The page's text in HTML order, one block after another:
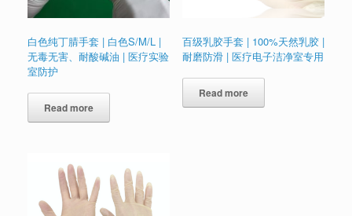
白色纯丁腈手套 | 白色S/M/L |
无毒无害、耐酸碱油 | 医疗实验
室防护
Read more
百级乳胶手套 | 100%天然乳胶 |
耐磨防滑 | 医疗电子洁净室专用
Read more